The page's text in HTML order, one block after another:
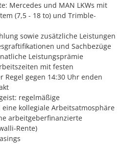
Mercedes und MAN LKWs mit
(7,5 - 18 to) und Trimble-
sowie zusätzliche Leistungen
und Sachbezüge
Leistungsprämie
mit festen
Regel gegen 14:30 Uhr enden
regelmäßige
kollegiale Arbeitsatmosphäre
arbeitgeberfinanzierte
Rente)